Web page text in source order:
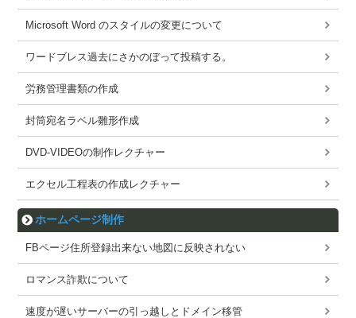
Microsoft Word のスタイルの変更について
ワードブレス過去にさかのぼって投稿する。
労務管理書類の作成
封筒宛名ラベル雛形作成
DVD-VIDEOの制作レクチャー
エクセル工程表の作成レクチャー
ホームページ制作
FBページ住所登録出来ない地図に反映されない
ロマンス詐欺について
速度が遅いサーバーの引っ越しとドメイン移管